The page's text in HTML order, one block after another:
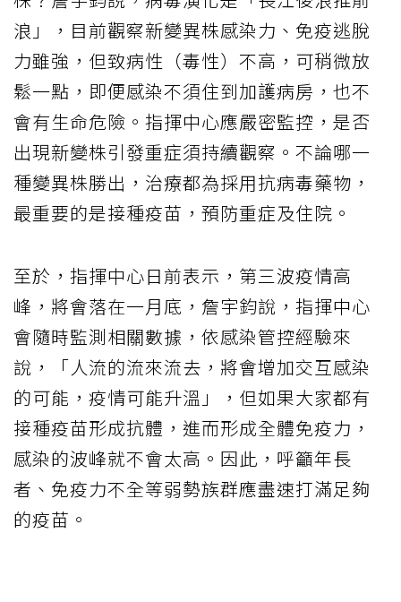
浪」，目前觀察新變異株感染力、免疫逃脫
力雖強，但致病性（毒性）不高，可稍微放
鬆一點，即便感染不須住到加護病房，也不
會有生命危險。指揮中心應嚴密監控，是否
出現新變株引發重症須持續觀察。不論哪一
種變異株勝出，治療都為採用抗病毒藥物，
最重要的是接種疫苗，預防重症及住院。
至於，指揮中心日前表示，第三波疫情高
峰，將會落在一月底，詹宇鈞說，指揮中心
會隨時監測相關數據，依感染管控經驗來
說，「人流的流來流去，將會增加交互感染
的可能，疫情可能升溫」，但如果大家都有
接種疫苗形成抗體，進而形成全體免疫力，
感染的波峰就不會太高。因此，呼籲年長
者、免疫力不全等弱勢族群應盡速打滿足夠
的疫苗。